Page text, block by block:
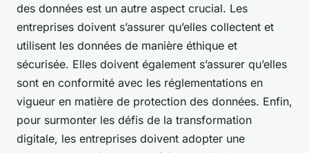
des données est un autre aspect crucial. Les
entreprises doivent s’assurer qu’elles collectent et
utilisent les données de manière éthique et
sécurisée. Elles doivent également s’assurer qu’elles
sont en conformité avec les réglementations en
vigueur en matière de protection des données. Enfin,
pour surmonter les défis de la transformation
digitale, les entreprises doivent adopter une